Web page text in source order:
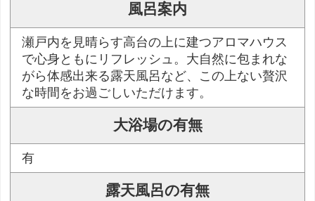
風呂案内
瀬戸内を見晴らす高台の上に建つアロマハウス
で心身ともにリフレッシュ。大自然に包まれな
がら体感出来る露天風呂など、この上ない贅沢
な時間をお過ごしいただけます。
大浴場の有無
有
露天風呂の有無